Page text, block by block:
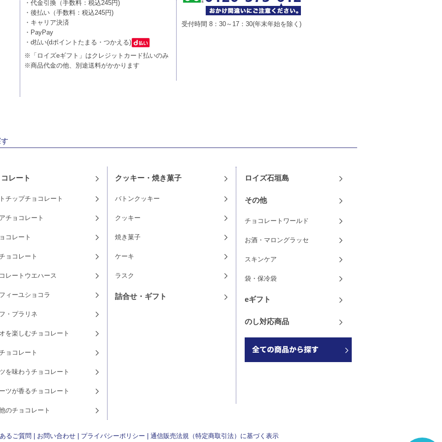
・代金引換（手数料：税込245円)
・後払い（手数料：税込245円)
・キャリア決済
・PayPay
・d払い(dポイントたまる・つかえる)
※「ロイズeギフト」はクレジットカード払いのみ
※商品代金の他、別途送料がかかります
受付時間 8：30～17：30(年末年始を除く)
レート
チップチョコレート
チョコレート
コレート
ョコレート
レートウエハース
ィーユショコラ
・プラリネ
を楽しむチョコレート
ョコレート
を味わうチョコレート
ツが香るチョコレート
のチョコレート
クッキー・焼き菓子
バトンクッキー
クッキー
焼き菓子
ケーキ
ラスク
詰合せ・ギフト
ロイズ石垣島
その他
チョコレートワールド
お酒・マロングラッセ
スキンケア
袋・保冷袋
eギフト
のし対応商品
るご質問 お問い合わせ| プライバシーポリシー 通信販売法規（特定商取引法）に基づく表示